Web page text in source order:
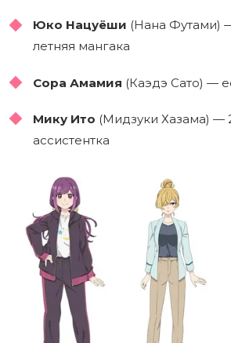
Юко Нацуёши (Нана Футами)
летняя мангака
Сора Амамия (Каэдэ Сато) —
Мику Ито (Мидзуки Хазама) —
ассистентка